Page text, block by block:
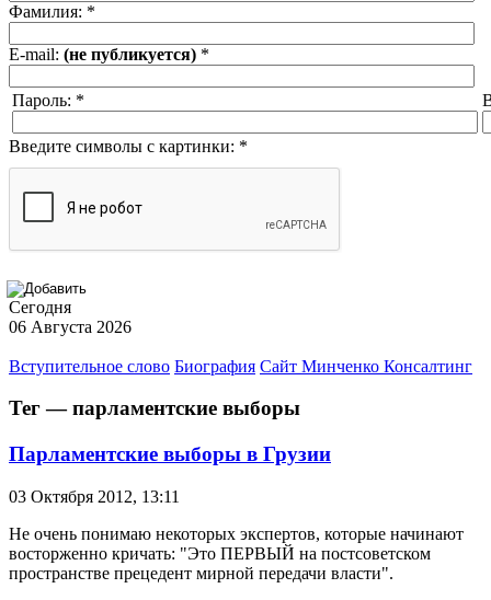
Фамилия: *
E-mail: (не публикуется) *
Пароль: *
Введите символы с картинки: *
Сегодня
06 Августа 2026
Вступительное слово Биография Сайт Минченко Консалтинг
Тег — парламентские выборы
Парламентские выборы в Грузии
03 Октября 2012, 13:11
Не очень понимаю некоторых экспертов, которые начинают
восторженно кричать: "Это ПЕРВЫЙ на постсоветском
пространстве прецедент мирной передачи власти".